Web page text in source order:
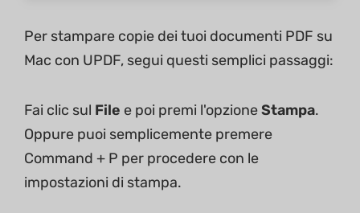
Per stampare copie dei tuoi documenti PDF su
Mac con UPDF, segui questi semplici passaggi:
Fai clic sul File e poi premi l'opzioneStampa.
Oppure puoi semplicemente premere
Command + P per procedere con le
impostazioni di stampa.